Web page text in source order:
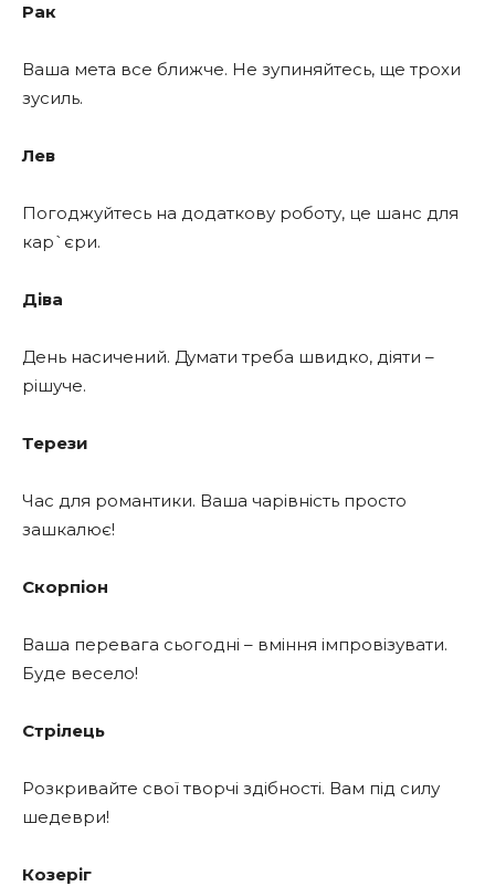
Рак
Ваша мета все ближче. Не зупиняйтесь, ще трохи
зусиль.
Лев
Погоджуйтесь на додаткову роботу, це шанс для
кар`єри.
Діва
День насичений. Думати треба швидко, діяти –
рішуче.
Терези
Час для романтики. Ваша чарівність просто
зашкалює!
Скорпіон
Ваша перевага сьогодні – вміння імпровізувати.
Буде весело!
Стрілець
Розкривайте свої творчі здібності. Вам під силу
шедеври!
Козеріг